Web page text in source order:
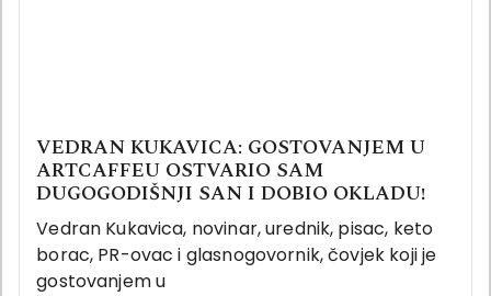
VEDRAN KUKAVICA: GOSTOVANJEM U
ARTCAFFEU OSTVARIO SAM
DUGOGODIŠNJI SAN I DOBIO OKLADU!
Vedran Kukavica, novinar, urednik, pisac, keto
borac, PR-ovac i glasnogovornik, čovjek koji je
gostovanjem u